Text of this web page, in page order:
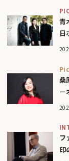
青
日
桑
－
フ
印